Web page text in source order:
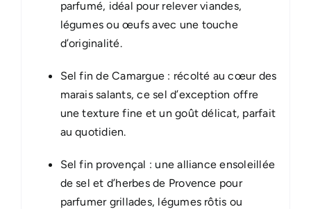
parfumé, idéal pour relever viandes,
légumes ou œufs avec une touche
d’originalité.
Sel fin de Camargue : récolté au cœur des
marais salants, ce sel d’exception offre
une texture fine et un goût délicat, parfait
au quotidien.
Sel fin provençal : une alliance ensoleillée
de sel et d’herbes de Provence pour
parfumer grillades, légumes rôtis ou